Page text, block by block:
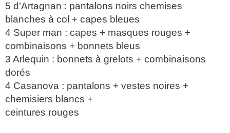
5 d’Artagnan : pantalons noirs chemises
blanches à col + capes bleues
4 Super man : capes + masques rouges +
combinaisons + bonnets bleus
3 Arlequin : bonnets à grelots + combinaisons
dorés
4 Casanova : pantalons + vestes noires +
chemisiers blancs +
ceintures rouges